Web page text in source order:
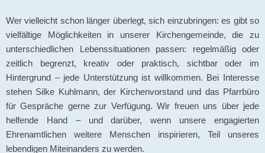
Wer vielleicht schon länger überlegt, sich einzubringen: es gibt so
vielfältige Möglichkeiten in unserer Kirchengemeinde, die zu
unterschiedlichen Lebenssituationen passen: regelmäßig oder
zeitlich begrenzt, kreativ oder praktisch, sichtbar oder im
Hintergrund – jede Unterstützung ist willkommen. Bei Interesse
stehen Silke Kuhlmann, der Kirchenvorstand und das Pfarrbüro
für Gespräche gerne zur Verfügung. Wir freuen uns über jede
helfende Hand – und darüber, wenn unsere engagierten
Ehrenamtlichen weitere Menschen inspirieren, Teil unseres
lebendigen Miteinanders zu werden.